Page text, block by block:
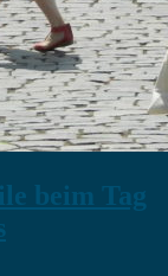
beim Tag